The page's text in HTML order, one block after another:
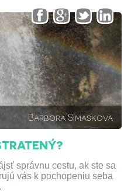
Barbora Simaskova
správnu cestu, ak ste sa
vás k pochopeniu seba